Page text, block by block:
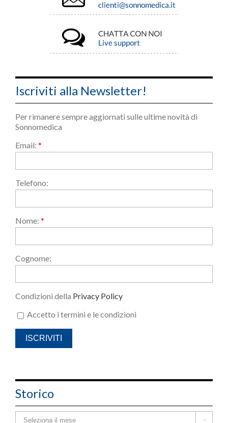
Iscriviti alla Newsletter!
Per rimanere sempre aggiornati sulle ultime novità di
Sonnomedica
Email: *
Telefono:
Nome: *
Cognome:
Condizioni della Privacy Policy
Accetto i termini e le condizioni
Storico
Storico 